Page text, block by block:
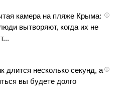
i
камера на пляже Крыма:
вытворяют, когда их не
i
длится несколько секунд, а
вы будете долго